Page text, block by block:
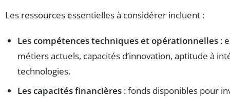
Les ressources essentielles à considérer incluent :
Les compétences techniques et opérationnelles :
métiers actuels, capacités d’innovation, aptitude à
technologies.
Les capacités financières : fonds disponibles pour